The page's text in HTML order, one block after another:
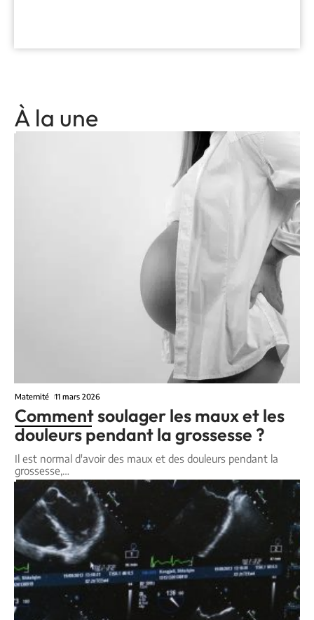
À la une
Maternité 11 mars 2026
Comment soulager les maux et les
douleurs pendant la grossesse ?
Il est normal d'avoir des maux et des douleurs pendant la
grossesse,…